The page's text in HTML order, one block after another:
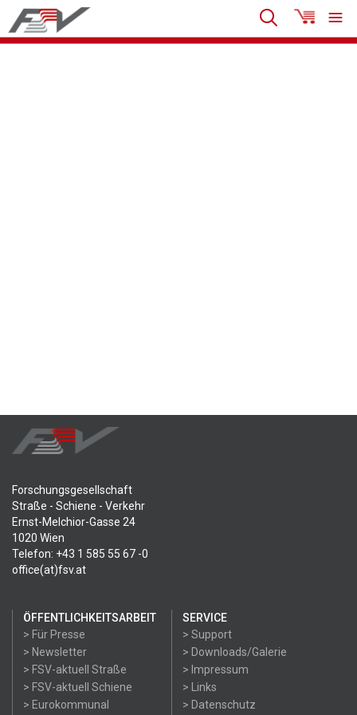
Forschungsgesellschaft
Straße - Schiene - Verkehr
Ernst-Melchior-Gasse 24
1020 Wien
Telefon: +43 1 585 55 67 -0
office(at)fsv.at
ÖFFENTLICHKEITSARBEIT
> Für Presse
> Newsletter
> FSV-aktuell Straße
> FSV-aktuell Schiene
> Eurokommunal
SERVICE
> Support
> Downloads/Galerie
> Impressum
> Links
> Datenschutz